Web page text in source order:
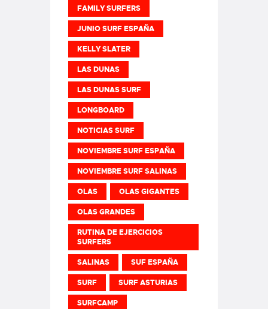
FAMILY SURFERS
JUNIO SURF ESPAÑA
KELLY SLATER
LAS DUNAS
LAS DUNAS SURF
LONGBOARD
NOTICIAS SURF
NOVIEMBRE SURF ESPAÑA
NOVIEMBRE SURF SALINAS
OLAS OLAS GIGANTES
OLAS GRANDES
RUTINA DE EJERCICIOS
SURFERS
SALINAS SUF ESPAÑA
SURF SURF ASTURIAS
SURFCAMP